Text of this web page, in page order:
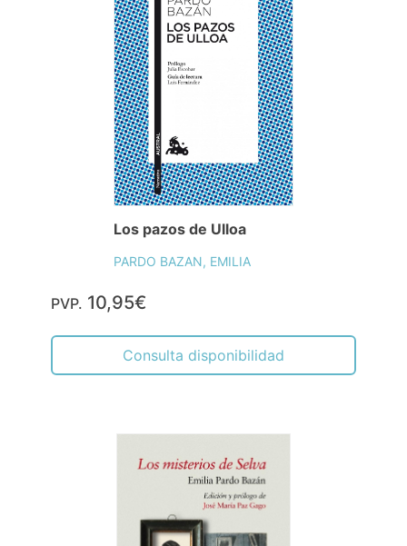
Los pazos de Ulloa
PARDO BAZAN, EMILIA
PVP. 10,95€
Consulta disponibilidad